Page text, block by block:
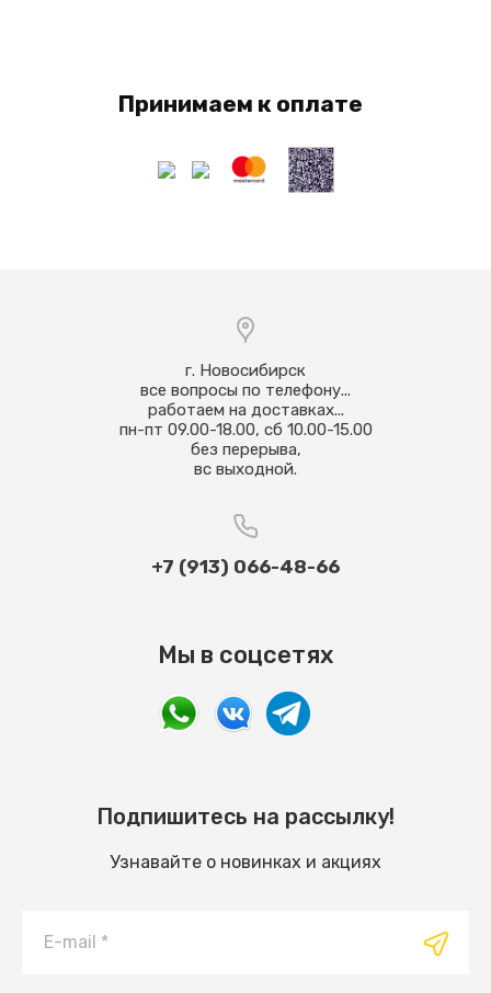
Принимаем к оплате
г. Новосибирск
все вопросы по телефону...
работаем на доставках...
пн-пт 09.00-18.00, сб 10.00-15.00
без перерыва,
вс выходной.
+7 (913) 066-48-66
Мы в соцсетях
Подпишитесь на рассылку!
Узнавайте о новинках и акциях